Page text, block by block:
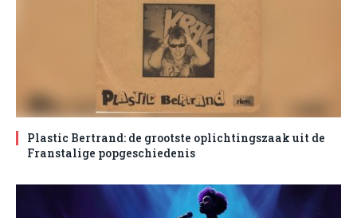
Plastic Bertrand: de grootste oplichtingszaak uit de
Franstalige popgeschiedenis